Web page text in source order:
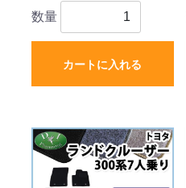
数量
カートに入れる